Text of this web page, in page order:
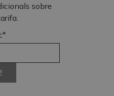
sobre